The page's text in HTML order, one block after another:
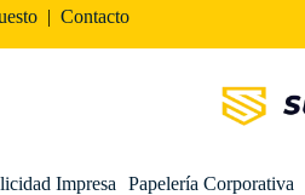
| Contacto
Impresa Papelería Corporativa